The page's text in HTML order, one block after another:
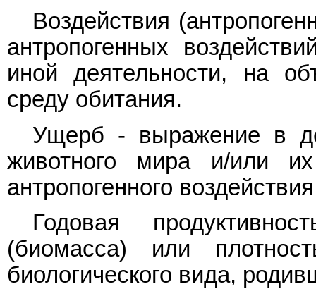
Воздействия
антропогенных
иной деятельности, на
среду обитания.
Ущерб - выражение в
животного мира и/или
антропогенного
Годовая
(биомасса) или
биологического вида,